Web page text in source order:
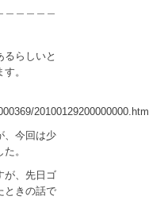
るらしいと
。
20100129200000000.html
、今回は少
。
が、先日ゴ
ときの話で